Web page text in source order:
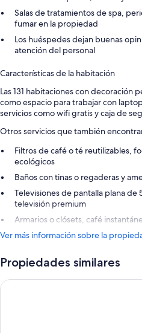
Salas de tratamientos de spa,
fumar en la propiedad
Los huéspedes dejan buenas
atención del personal
Características de la habitación
Las 131 habitaciones con decoración
como espacio para trabajar con
servicios como wifi gratis y caja de
Otros servicios que también
Filtros de café o té reutilizables,
ecológicos
Baños con tinas o regaderas y
Televisiones de pantalla plana de
televisión premium
Armarios o clósets, café
Ver más información sobre la
Propiedades similares
Hôtel LÉONOR the place to live